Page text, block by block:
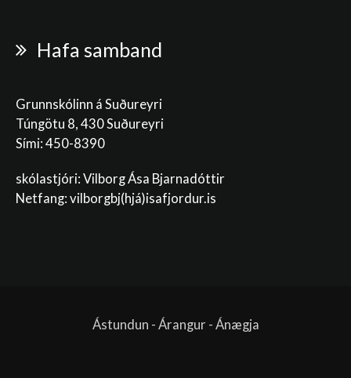
Hafa samband
Grunnskólinn á Suðureyri
Túngötu 8, 430 Suðureyri
Sími: 450-8390
skólastjóri: Vilborg Ása Bjarnadóttir
Netfang: vilborgbj(hjá)isafjordur.is
Ástundun - Árangur - Ánægja